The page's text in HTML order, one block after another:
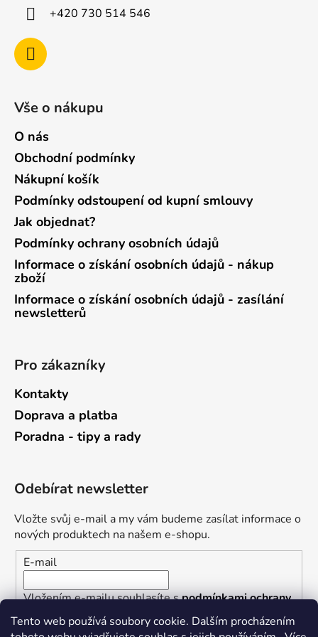
Tento web používá soubory cookie. Dalším procházením
+420 730 514 546
Vše o nákupu
O nás
Obchodní podmínky
Nákupní košík
Podmínky odstoupení od kupní smlouvy
Jak objednat?
Podmínky ochrany osobních údajů
Informace o získání osobních údajů - nákup
zboží
Informace o získání osobních údajů - zasílání
newsletterů
Pro zákazníky
Kontakty
Doprava a platba
Poradna - tipy a rady
Odebírat newsletter
Vložte svůj e-mail a my vám budeme zasílat informace o
nových produktech na našem e-shopu.
E-mail
Vložením e-mailu souhlasíte spodmínkami ochrany
osobních údajů